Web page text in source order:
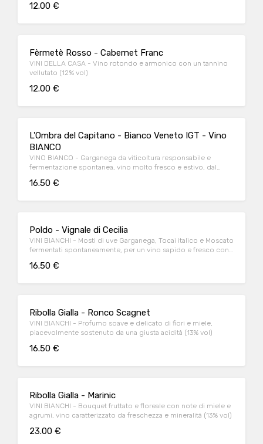
12.00 €
Fèrmetè Rosso - Cabernet Franc
VINI DELLA CASA - Vino rotondo e armonico con un tannino
vellutato (12% vol)
12.00 €
L'Ombra del Capitano - Bianco Veneto IGT - Vino
BIANCO
VINO BIANCO - Garganega da viticoltura responsabile e
fermentazione spontanea, vino molto fresco e estivo, dal
16.50 €
Poldo - Vignale di Cecilia
VINI BIANCHI - Mosti di uve Garganega, Tocai italico e Moscato
fermentati spontaneamente, per un vino sapido e fresco con
16.50 €
Ribolla Gialla - Ronco Scagnet
VINI BIANCHI - Profumo soave e delicato di fiori e miele,
piacevolmente sostenuto da una giusta acidità (13% vol)
16.50 €
Ribolla Gialla - Marinic
VINI BIANCHI - Bouquet fruttato e floreale con note di miele e
agrumi, vino caratterizzato da freschezza e mineralità (13% vol)
23.00 €